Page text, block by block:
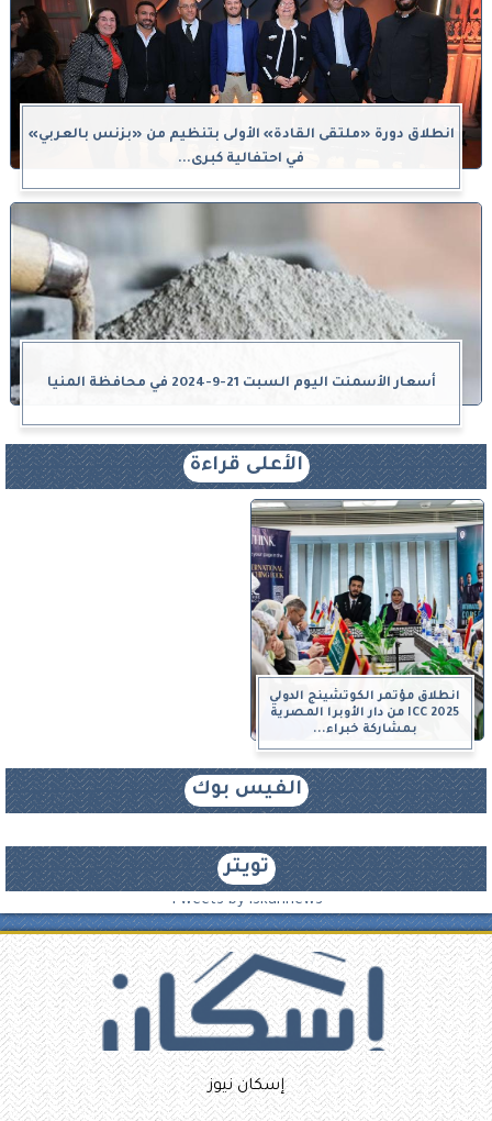
انطلاق دورة «ملتقى القادة» الأولى بتنظيم من «بزنس بالعربي»
في احتفالية كبرى...
أسعار الأسمنت اليوم السبت 21-9-2024 في محافظة المنيا
الأعلى قراءة
انطلاق مؤتمر الكوتشينج الدولي
ICC 2025 من دار الأوبرا المصرية
بمشاركة خبراء...
الفيس بوك
تويتر
Tweets by iskannews
إسكان نيوز